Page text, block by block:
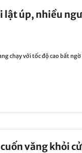
lật úp, nhiều
chạy với tốc độ cao bất
văng khỏi